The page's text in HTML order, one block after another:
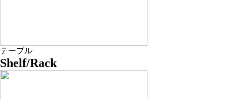
テーブル
Shelf/Rack